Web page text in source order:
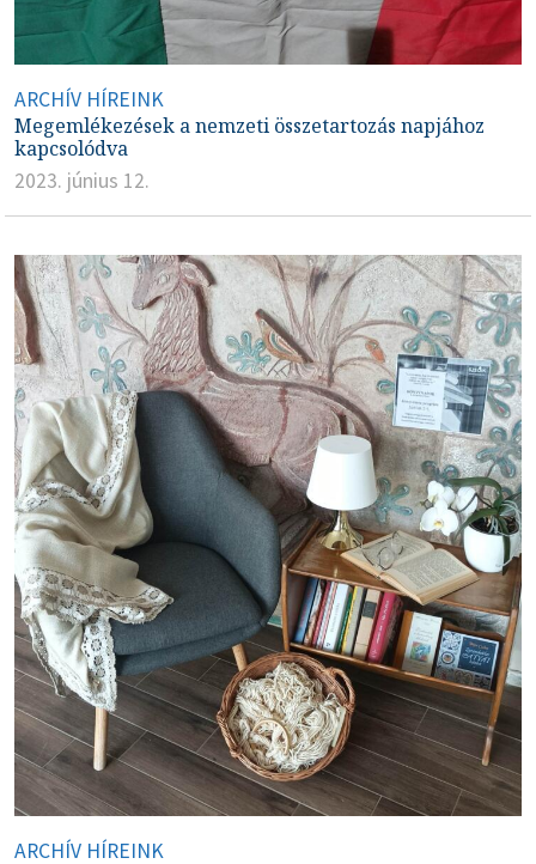
ARCHÍV HÍREINK
Megemlékezések a nemzeti összetartozás napjához
kapcsolódva
2023. június 12.
ARCHÍV HÍREINK